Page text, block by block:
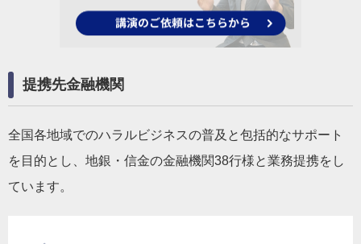
提携先金融機関
全国各地域でのハラルビジネスの普及と包括的なサポート
を目的とし、地銀・信金の金融機関38行様と業務提携をし
ています。